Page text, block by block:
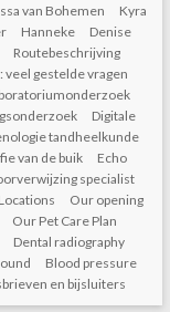
van Bohemen
Kyra
Hanneke
Denise
Routebeschrijving
veel gestelde vragen
Digitale
tandheelkunde
van de buik
Echo
specialist
Locations
Our opening
Our Pet Care Plan
Dental radiography
Blood pressure
en bijsluiters